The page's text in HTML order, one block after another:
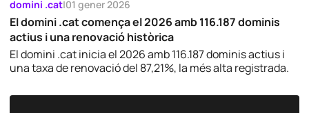
domini .cat|01 gener 2026
El domini .cat comença el 2026 amb 116.187 dominis
actius i una renovació històrica
El domini .cat inicia el 2026 amb 116.187 dominis actius i
una taxa de renovació del 87,21%, la més alta registrada.